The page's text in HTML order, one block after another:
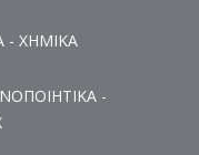
- ΧΗΜΙΚΑ
-